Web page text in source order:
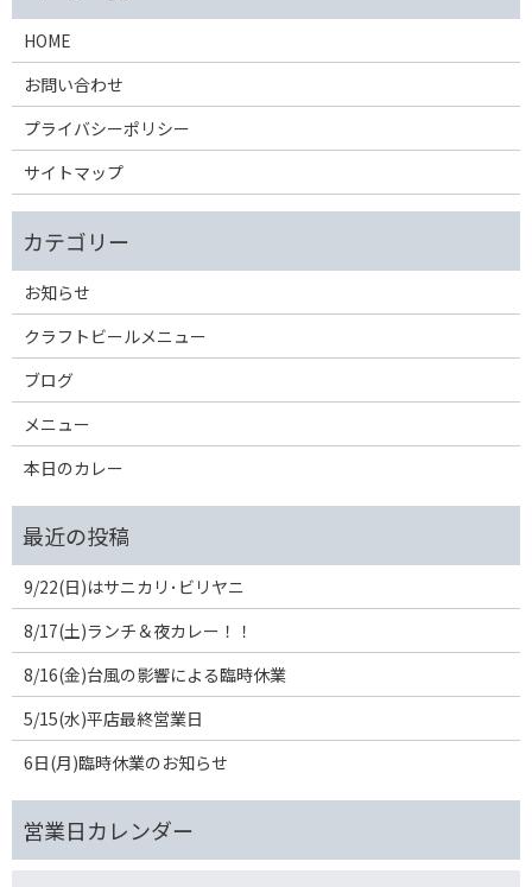
HOME
お問い合わせ
プライバシーポリシー
サイトマップ
お知らせ
クラフトビールメニュー
ブログ
メニュー
本日のカレー
9/22(日)はサニカリ･ビリヤニ
8/17(土)ランチ＆夜カレー！！
8/16(金)台風の影響による臨時休業
5/15(水)平店最終営業日
6日(月)臨時休業のお知らせ